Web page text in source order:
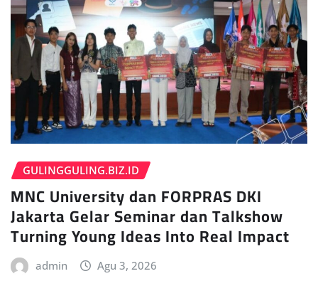
GULINGGULING.BIZ.ID
MNC University dan FORPRAS DKI
Jakarta Gelar Seminar dan Talkshow
Turning Young Ideas Into Real Impact
admin Agu 3, 2026